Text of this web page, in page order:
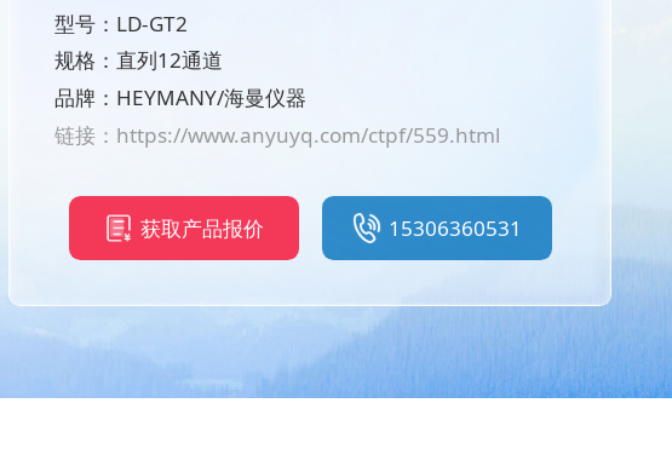
型号：LD-GT2
规格：直列12通道
品牌：HEYMANY/海曼仪器
链接： https://www.anyuyq.com/ctpf/559.html
获取产品报价 15306360531